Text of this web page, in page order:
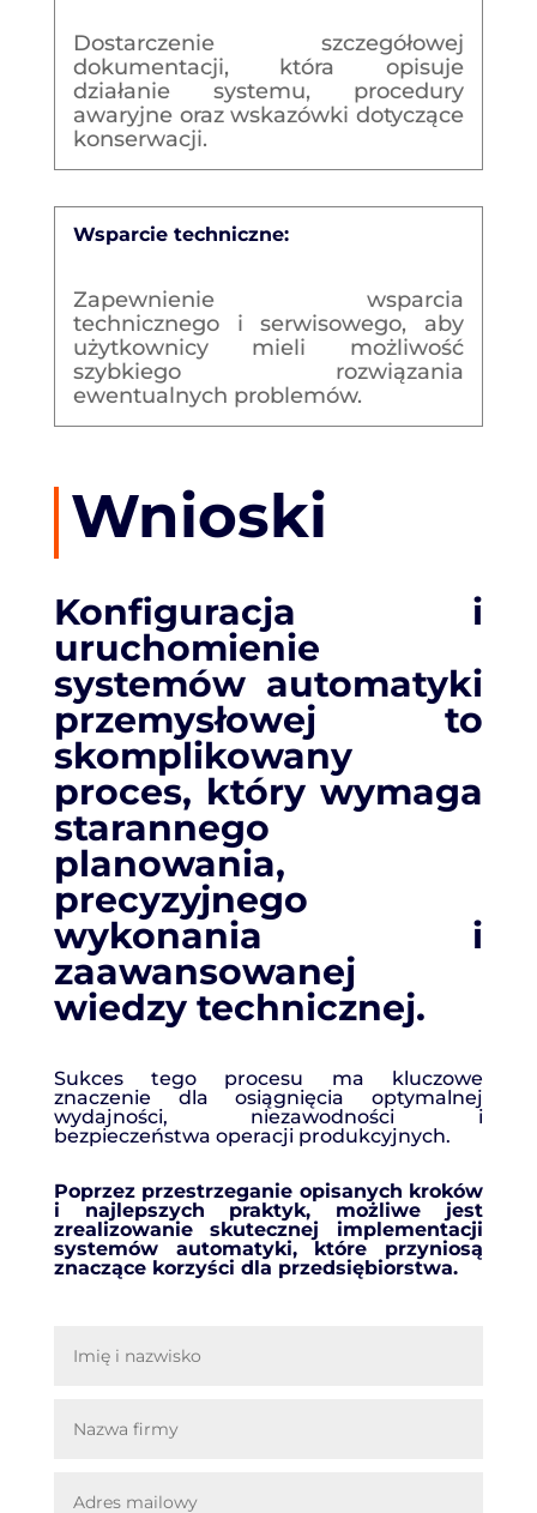
Dostarczenie szczegółowej
dokumentacji, która opisuje
działanie systemu, procedury
awaryjne oraz wskazówki dotyczące
konserwacji.
Wsparcie techniczne:
Zapewnienie wsparcia
technicznego i serwisowego, aby
użytkownicy mieli możliwość
szybkiego rozwiązania
ewentualnych problemów.
Wnioski
Konfiguracja i
uruchomienie
systemów automatyki
przemysłowej to
skomplikowany
proces, który wymaga
starannego
planowania,
precyzyjnego
wykonania i
zaawansowanej
wiedzy technicznej.
Sukces tego procesu ma kluczowe
znaczenie dla osiągnięcia optymalnej
wydajności, niezawodności i
bezpieczeństwa operacji produkcyjnych.
Poprzez przestrzeganie opisanych kroków
i najlepszych praktyk, możliwe jest
zrealizowanie skutecznej implementacji
systemów automatyki, które przyniosą
znaczące korzyści dla przedsiębiorstwa.